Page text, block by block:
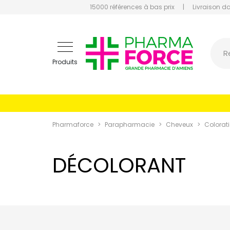
15000 références à bas prix | Livraison
Produits
Pharmaforce Parapharmacie Cheveux
DÉCOLORANT